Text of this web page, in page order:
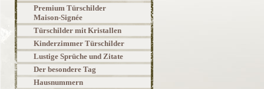
Premium Türschilder
Maison-Signée
Türschilder mit Kristallen
Kinderzimmer Türschilder
Lustige Sprüche und Zitate
Der besondere Tag
Hausnummern